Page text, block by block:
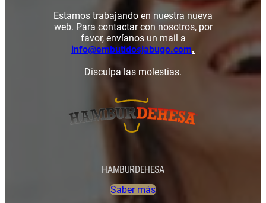
Estamos trabajando en nuestra nueva
web. Para contactar con nosotros, por
favor, envíanos un mail a
info@embutidosjabugo.com.
Disculpa las molestias.
HAMBURDEHESA
Saber más